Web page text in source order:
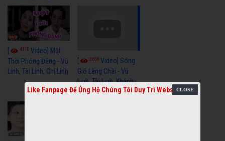
4110 Video] Một
Thời Phóng Đãng - Vũ
Linh, Tài Linh, Chí Linh
3658Video] Sóng
Gió Làng Chài - Vũ
Linh, Tài Linh, Khánh
Tuấn
Like Fanpage Để Ủng Hộ Chúng Tôi Duy Trì Website